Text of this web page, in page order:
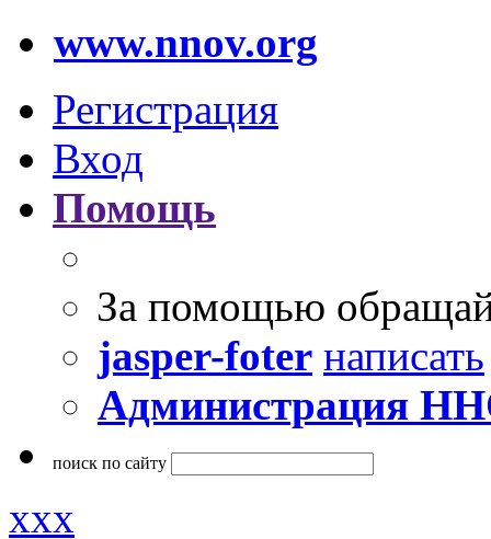
www.nnov.org
Регистрация
Вход
Помощь
За помощью
jasper-foter написать
Администрация
поиск по сайту
xxx